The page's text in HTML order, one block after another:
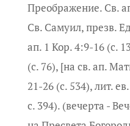
Преображение. Св.
Св. Самуил, презв.
ап. 1 Кор. 4:9-16 (с.
(с. 76), [на св. ап.
21-26 (с. 534), лит.
с. 394). (вечерта -